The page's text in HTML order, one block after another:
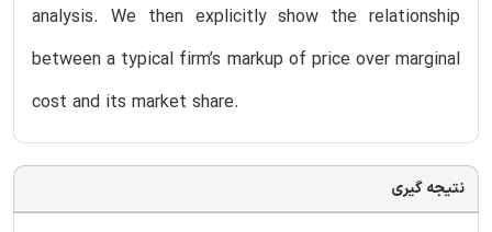
analysis. We then explicitly show the relationship
between a typical firm’s markup of price over marginal
cost and its market share.
نتیجه گیری